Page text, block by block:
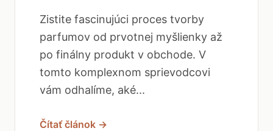
Zistite fascinujúci proces tvorby
parfumov od prvotnej myšlienky až
po finálny produkt v obchode. V
tomto komplexnom sprievodcovi
vám odhalíme, aké...
Čítať článok →